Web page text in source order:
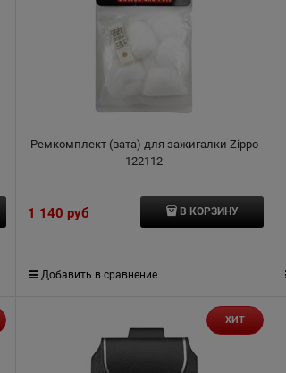
Ремкомплект (вата) для зажигалки Zippo
122112
1 140 руб В КОРЗИНУ
Добавить в сравнение
ХИТ